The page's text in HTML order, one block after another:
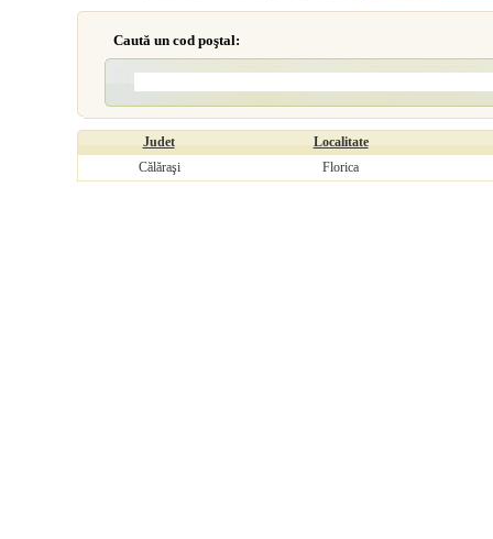
Caută un cod poştal:
Judet
Localitate
Călăraşi
Florica